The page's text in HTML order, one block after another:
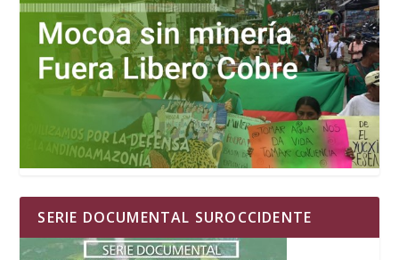
SERIE DOCUMENTAL SUROCCIDENTE